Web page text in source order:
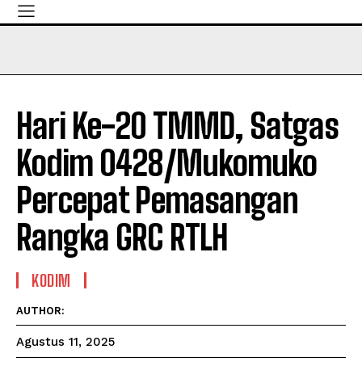
Hari Ke-20 TMMD, Satgas
Kodim 0428/Mukomuko
Percepat Pemasangan
Rangka GRC RTLH
KODIM
AUTHOR:
Agustus 11, 2025